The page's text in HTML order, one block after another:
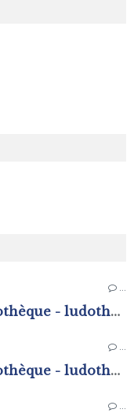
…
Programme de l'été de la bibliothèque - ludothèque
…
Programme de l'été de la bibliothèque - ludothèque
…